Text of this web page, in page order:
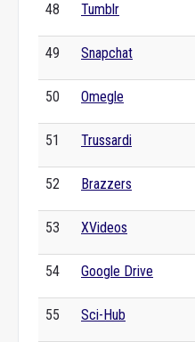
48 Tumblr
49 Snapchat
50 Omegle
51 Trussardi
52 Brazzers
53 XVideos
54 Google Drive
55 Sci-Hub